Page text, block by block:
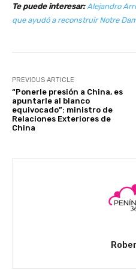
Te puede interesar: Alejandro
que ayudó a reconstruir Notre
PREVIOUS ARTICLE
“Ponerle presión a China, es
apuntarle al blanco
equivocado”: ministro de
Relaciones Exteriores de
China